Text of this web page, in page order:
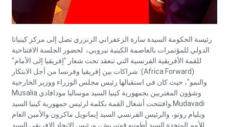
رئيسة الحكومة السيدة سارة الزعفراني الزنزري تصل إلى مركز كينياتا
الدولي للمؤتمرات بالعاصمة الكينية نيروبي، لحضور الجلسة الافتتاحية
للقمة الأفريقية الفرنسية التي تنعقد تحت شعار "إفريقيا إلى الأمام"
(Africa Forward): شراكات بين إفريقيا وفرنسا من أجل الابتكار
والنمو"، حيث كان في استقبالها رئيس مجلس الوزراء ووزير الخارجية
وشؤون المغتربين بجمهورية كينيا السيد موساليا مودافادي Musalia
Mudavadi.وافتتحت أشغال القمة بكلمة لرئيس جمهورية كينيا السيد
ويليام روتو، والرئيس الفرنسي السيد إيمانويل ماكرون والأمين العام
للأمم المتحدة السيد أطونيو قوتيريش، ورئيس الاتحاد الإفريقي السيد